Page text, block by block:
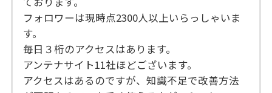
フォロワーは現時点2300人以上いらっしゃいま
す。
毎日３桁のアクセスはあります。
アンテナサイト11社ほどございます。
アクセスはあるのですが、知識不足で改善方法